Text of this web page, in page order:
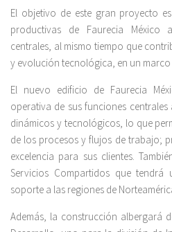
El objetivo de este gran proyecto
productivas de Faurecia México
centrales, al mismo tiempo que
y evolución tecnológica, en un
El nuevo edificio de Faurecia
operativa de sus funciones
dinámicos y tecnológicos, lo que
de los procesos y flujos de trabajo;
excelencia para sus clientes.
Servicios Compartidos que
soporte a las regiones de
Además, la construcción albergará